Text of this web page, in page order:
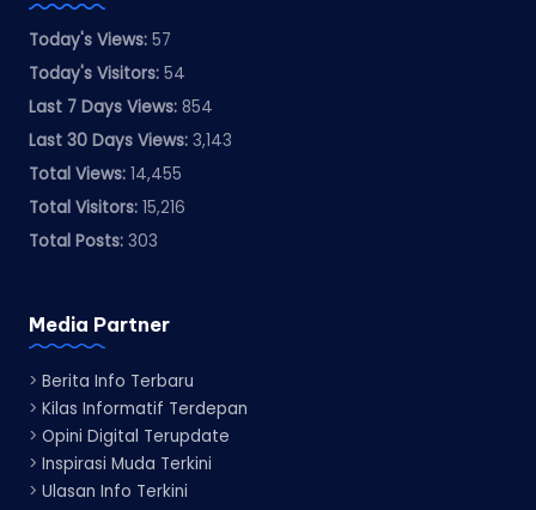
Today's Views: 57
Today's Visitors: 54
Last 7 Days Views: 854
Last 30 Days Views: 3,143
Total Views: 14,455
Total Visitors: 15,216
Total Posts: 303
Media Partner
> Berita Info Terbaru
> Kilas Informatif Terdepan
> Opini Digital Terupdate
> Inspirasi Muda Terkini
> Ulasan Info Terkini